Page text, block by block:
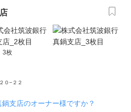
3枚
０−２２
支店のオーナー様ですか？